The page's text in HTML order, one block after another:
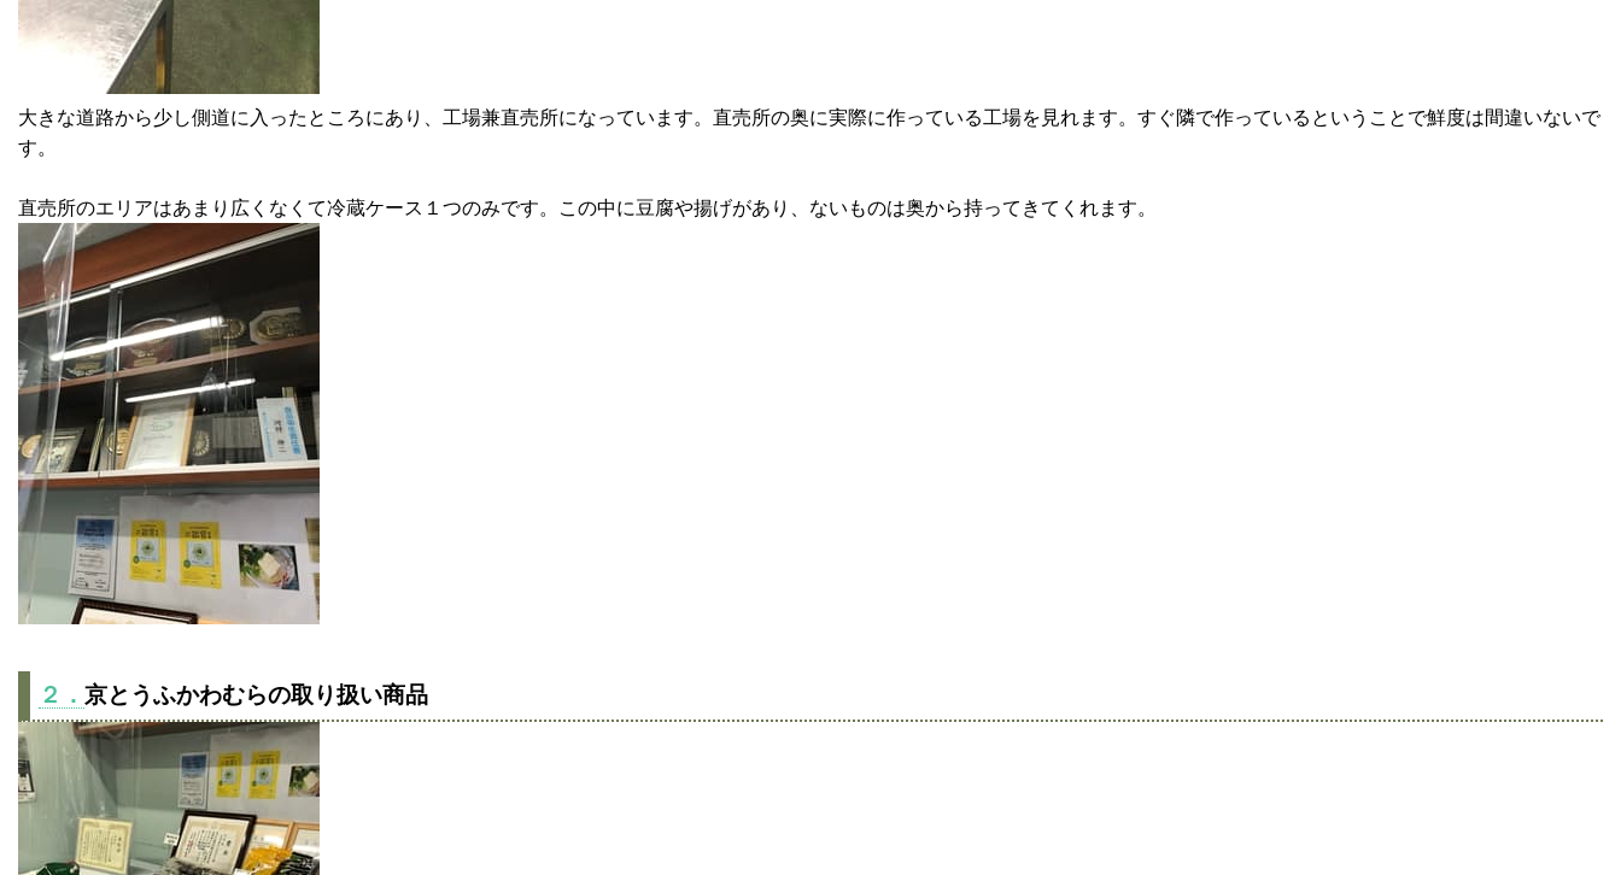
大きな道路から少し側道に入ったところにあり、工場兼直売所になっています。直売所の奥に実際に作っている工場を見れます。すぐ隣で作っているということで鮮度は間違いないで
す。
直売所のエリアはあまり広くなくて冷蔵ケース１つのみです。この中に豆腐や揚げがあり、ないものは奥から持ってきてくれます。
２． 京とうふかわむらの取り扱い商品